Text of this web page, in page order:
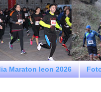
Maraton leon 2026